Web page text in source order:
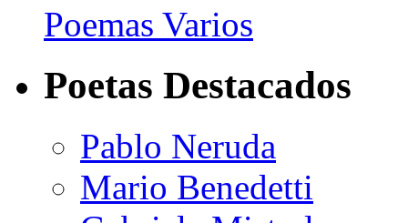
Poemas Varios
Poetas Destacados
Pablo Neruda
Mario Benedetti